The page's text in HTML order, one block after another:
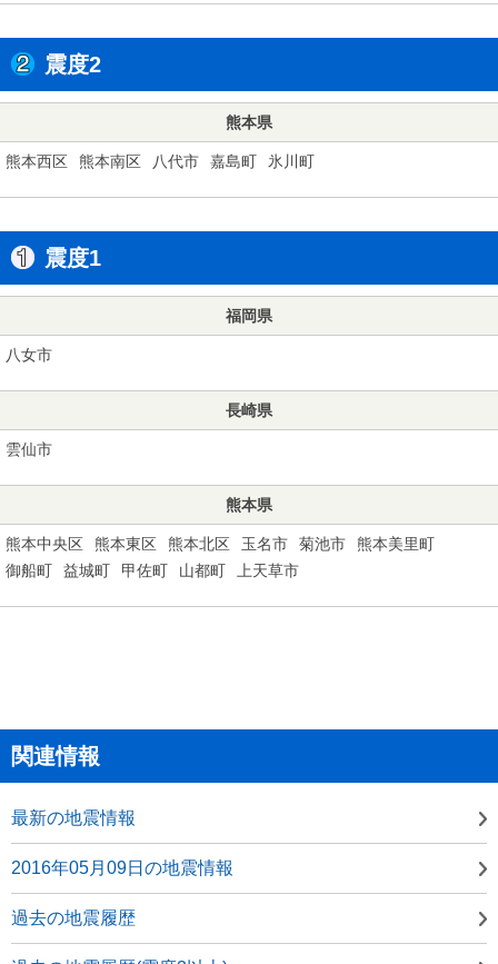
震度2
熊本県
熊本西区 熊本南区 八代市 嘉島町 氷川町
震度1
福岡県
八女市
長崎県
雲仙市
熊本県
熊本中央区 熊本東区 熊本北区 玉名市 菊池市
熊本美里町
御船町
益城町 甲佐町 山都町 上天草市
関連情報
最新の地震情報
2016年05月09日の地震情報
過去の地震履歴